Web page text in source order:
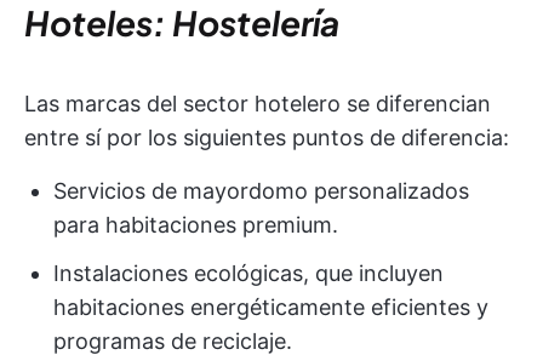
Hoteles: Hostelería
Las marcas del sector hotelero se diferencian
entre sí por los siguientes puntos de diferencia:
Servicios de mayordomo personalizados
para habitaciones premium.
Instalaciones ecológicas, que incluyen
habitaciones energéticamente eficientes y
programas de reciclaje.